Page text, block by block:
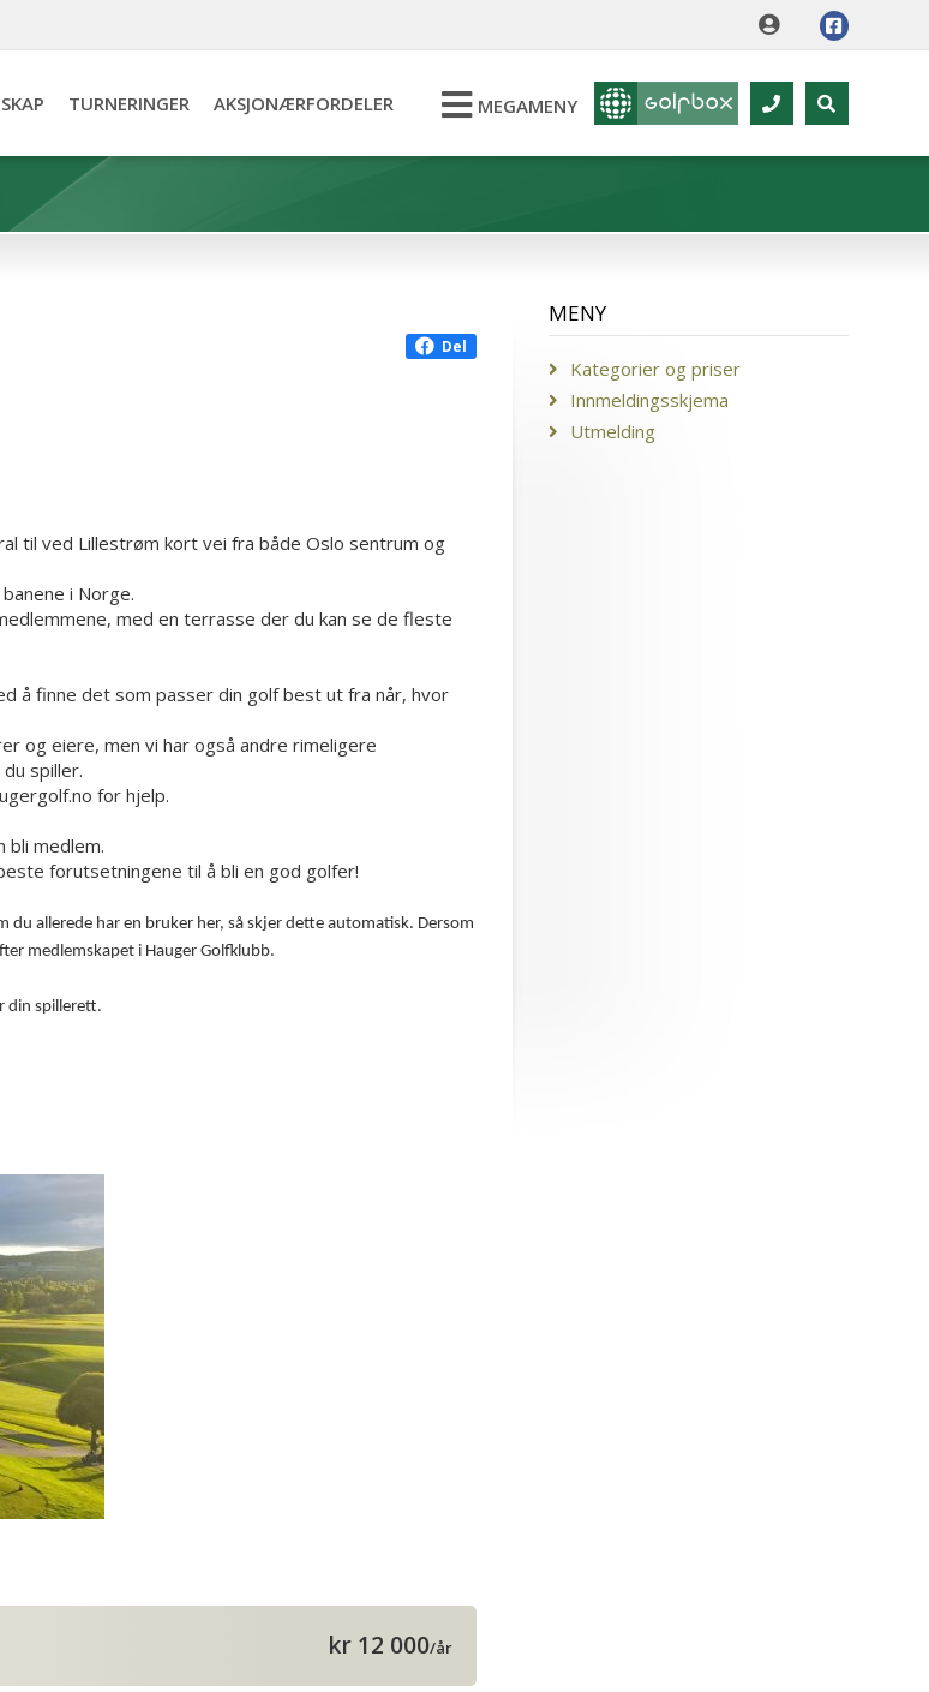
TURNERINGER AKSJONÆRFORDELER MEGAMENY
Del
til ved Lillestrøm kort vei fra både Oslo sentrum og
i Norge.
med en terrasse der du kan se de fleste
å finne det som passer din golf best ut fra når, hvor
og eiere, men vi har også andre rimeligere
spiller.
for hjelp.
bli medlem.
forutsetningene til å bli en god golfer!
allerede har en bruker her, så skjer dette automatisk. Dersom
medlemskapet i Hauger Golfklubb.
din spillerett.
kr 12 000/år
MENY
Kategorier og priser
Innmeldingsskjema
Utmelding